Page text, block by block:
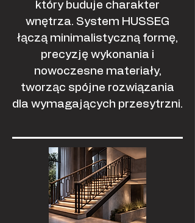
który buduje charakter
wnętrza. System HUSSEG
łączą minimalistyczną formę,
precyzję wykonania i
nowoczesne materiały,
tworząc spójne rozwiązania
dla wymagających przesytrzni.